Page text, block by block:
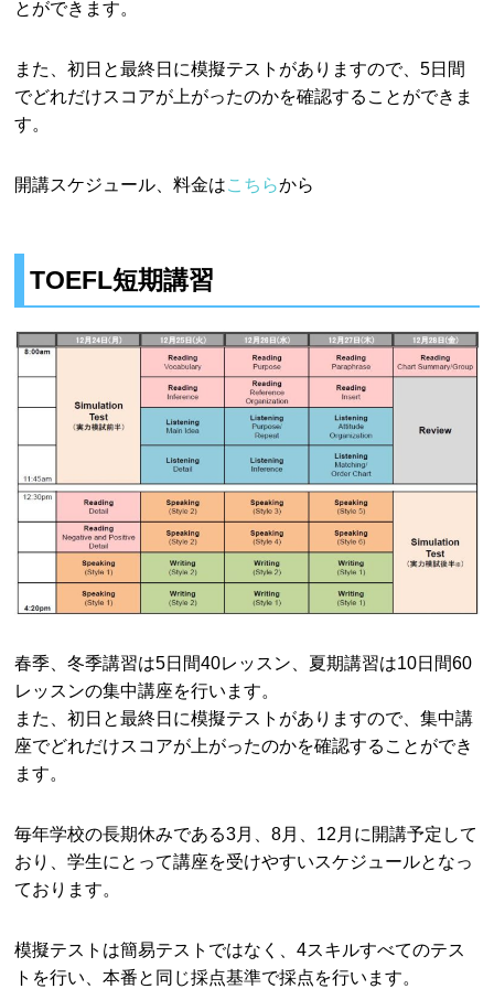
とができます。
また、初日と最終日に模擬テストがありますので、5日間
でどれだけスコアが上がったのかを確認することができま
す。
開講スケジュール、料金はこちらから
TOEFL短期講習
春季、冬季講習は5日間40レッスン、夏期講習は10日間60
レッスンの集中講座を行います。
また、初日と最終日に模擬テストがありますので、集中講
座でどれだけスコアが上がったのかを確認することができ
ます。
毎年学校の長期休みである3月、8月、12月に開講予定して
おり、学生にとって講座を受けやすいスケジュールとなっ
ております。
模擬テストは簡易テストではなく、4スキルすべてのテス
トを行い、本番と同じ採点基準で採点を行います。